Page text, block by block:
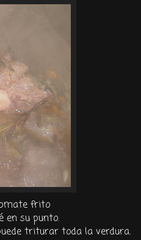
frito
en su punto.
triturar toda la verdura.